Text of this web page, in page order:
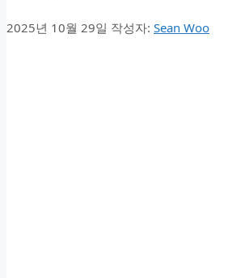
2025년 10월 29일 작성자: Sean Woo